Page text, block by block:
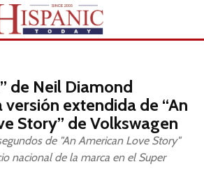
de Neil Diamond
versión extendida de “An
Story” de Volkswagen
de "An American Love Story"
nacional de la marca en el Super